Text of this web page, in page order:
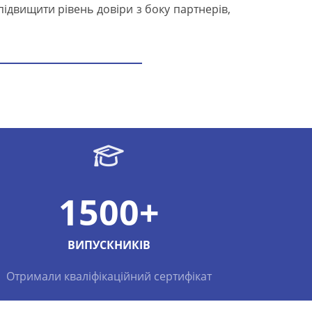
рівень довіри з боку партнерів,
1500+
ВИПУСКНИКІВ
Отримали кваліфікаційний сертифікат